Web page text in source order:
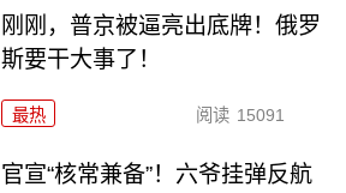
刚刚，普京被逼亮出底牌！俄罗
斯要干大事了！
最热 阅读 15091
官宣“核常兼备”！六爷挂弹反航